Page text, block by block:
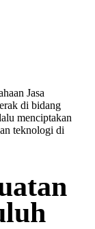
Jasa
di bidang
menciptakan
teknologi di